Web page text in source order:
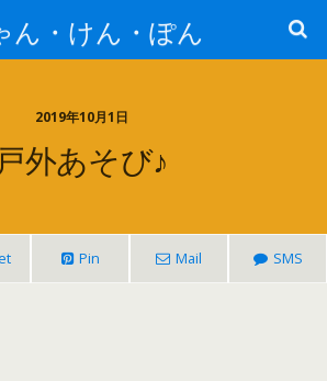
ん・けん・ぽん
2019年10月1日
戸外あそび♪
Pin Mail SMS